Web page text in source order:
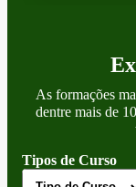
As formações
dentre mais de
Tipos de Curso